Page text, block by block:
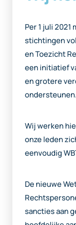
Per 1 juli
stichtingen
en Toezicht
een initiatief
en grotere
ondersteunen.
Wij werken
onze leden
eenvoudig
De nieuwe
sancties aan